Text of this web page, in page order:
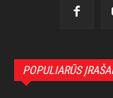
POPULIARŪS ĮRAŠAI